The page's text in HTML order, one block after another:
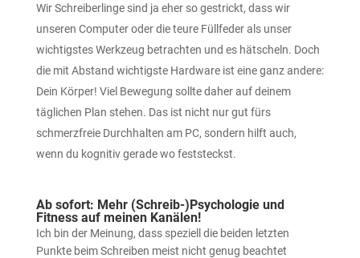
Wir Schreiberlinge sind ja eher so gestrickt, dass wir
unseren Computer oder die teure Füllfeder als unser
wichtigstes Werkzeug betrachten und es hätscheln. Doch
die mit Abstand wichtigste Hardware ist eine ganz andere:
Dein Körper! Viel Bewegung sollte daher auf deinem
täglichen Plan stehen. Das ist nicht nur gut fürs
schmerzfreie Durchhalten am PC, sondern hilft auch,
wenn du kognitiv gerade wo feststeckst.
Ab sofort: Mehr (Schreib-)Psychologie und
Fitness auf meinen Kanälen!
Ich bin der Meinung, dass speziell die beiden letzten
Punkte beim Schreiben meist nicht genug beachtet